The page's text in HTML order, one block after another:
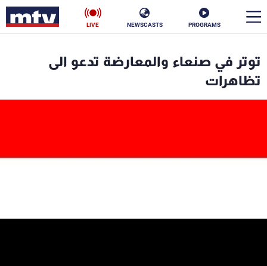
PROGRAMS
NEWSCASTS
LIVE
توتر في صنعاء والمعارضة تدعو الى
تظاهرات
الأخبار